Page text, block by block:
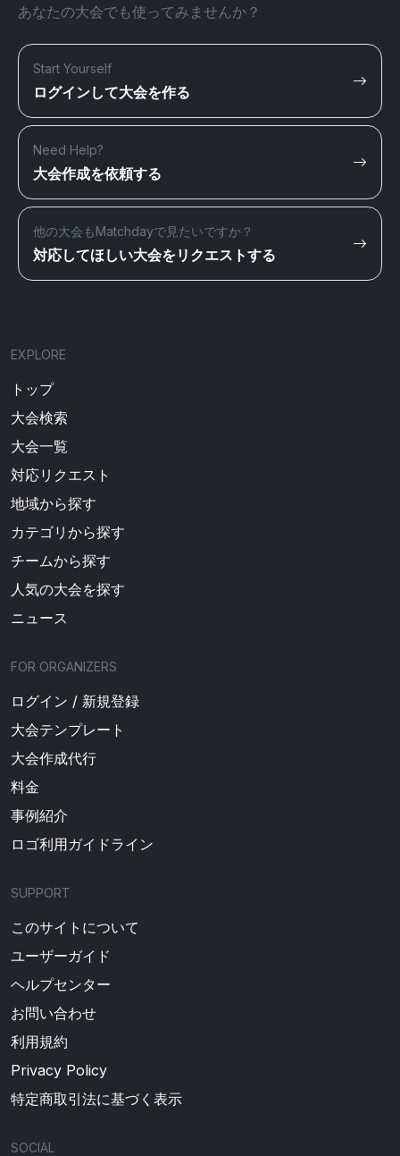
あなたの大会でも使ってみませんか？
Start Yourself
ログインして大会を作る
Need Help?
大会作成を依頼する
他の大会もMatchdayで見たいですか？
対応してほしい大会をリクエストする
EXPLORE
トップ
大会検索
大会一覧
対応リクエスト
地域から探す
カテゴリから探す
チームから探す
人気の大会を探す
ニュース
FOR ORGANIZERS
ログイン / 新規登録
大会テンプレート
大会作成代行
料金
事例紹介
ロゴ利用ガイドライン
SUPPORT
このサイトについて
ユーザーガイド
ヘルプセンター
お問い合わせ
利用規約
Privacy Policy
特定商取引法に基づく表示
SOCIAL